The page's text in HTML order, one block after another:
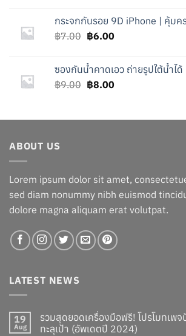
฿25.00.฿23.00.
กระจกกันรอย 9D iPhone | คุ้มค
฿7.00 Original
was:
฿7.00.
฿6.00Current
฿6.00.
ซองกันน้ำคาดเอว ถ่ายรูปใต้น้ำได้
฿9.00 Original
฿9.00.
฿8.00Current
฿8.00.
ABOUT US
Lorem ipsum dolor sit amet,
sed diam nonummy nibh euismod
dolore magna aliquam erat volutpat.
LATEST NEWS
19
Aug
รวมสุดยอดเครื่องมือฟรี! โปรโมทเพ
ทะลุเป้า (อัพเดตปี 2024)